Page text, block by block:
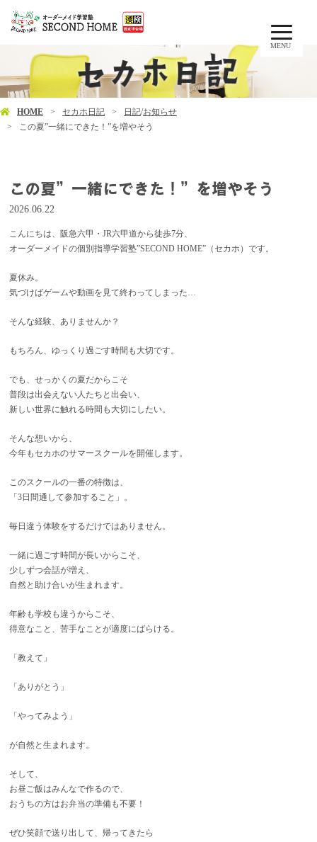
MENU
HOME セカホ日記 日記/お知らせ
この夏”一緒にできた！”を増やそう
この夏”一緒にできた！”を増やそう
2026.06.22
こんにちは、阪急六甲・JR六甲道から徒歩7分、
オーダーメイドの個別指導学習塾”SECOND HOME”（セカホ）です。
夏休み。
気づけばゲームや動画を見て終わってしまった…
そんな経験、ありませんか？
もちろん、ゆっくり過ごす時間も大切です。
でも、せっかくの夏だからこそ
普段は出会えない人たちと出会い、
新しい世界に触れる時間も大切にしたい。
そんな想いから、
今年もセカホのサマースクールを開催します。
このスクールの一番の特徴は、
「3日間通して参加すること」。
毎日違う体験をするだけではありません。
一緒に過ごす時間が長いからこそ、
少しずつ会話が増え、
自然と助け合いが生まれます。
年齢も学校も違うからこそ、
得意なこと、苦手なことが適度にばらける。
「教えて」
「ありがとう」
「やってみよう」
が自然と生まれます。
そして、
お昼ご飯はみんなで作るので、
おうちの方はお弁当の準備も不要！
ぜひ笑顔で送り出して、帰ってきたら